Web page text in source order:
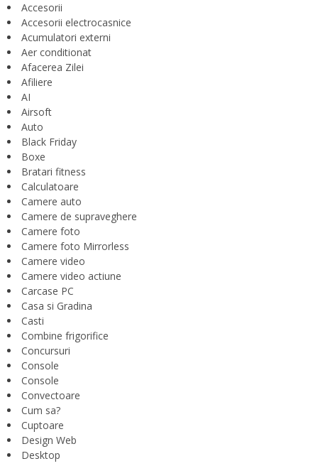
Accesorii
Accesorii electrocasnice
Acumulatori externi
Aer conditionat
Afacerea Zilei
Afiliere
AI
Airsoft
Auto
Black Friday
Boxe
Bratari fitness
Calculatoare
Camere auto
Camere de supraveghere
Camere foto
Camere foto Mirrorless
Camere video
Camere video actiune
Carcase PC
Casa si Gradina
Casti
Combine frigorifice
Concursuri
Console
Console
Convectoare
Cum sa?
Cuptoare
Design Web
Desktop